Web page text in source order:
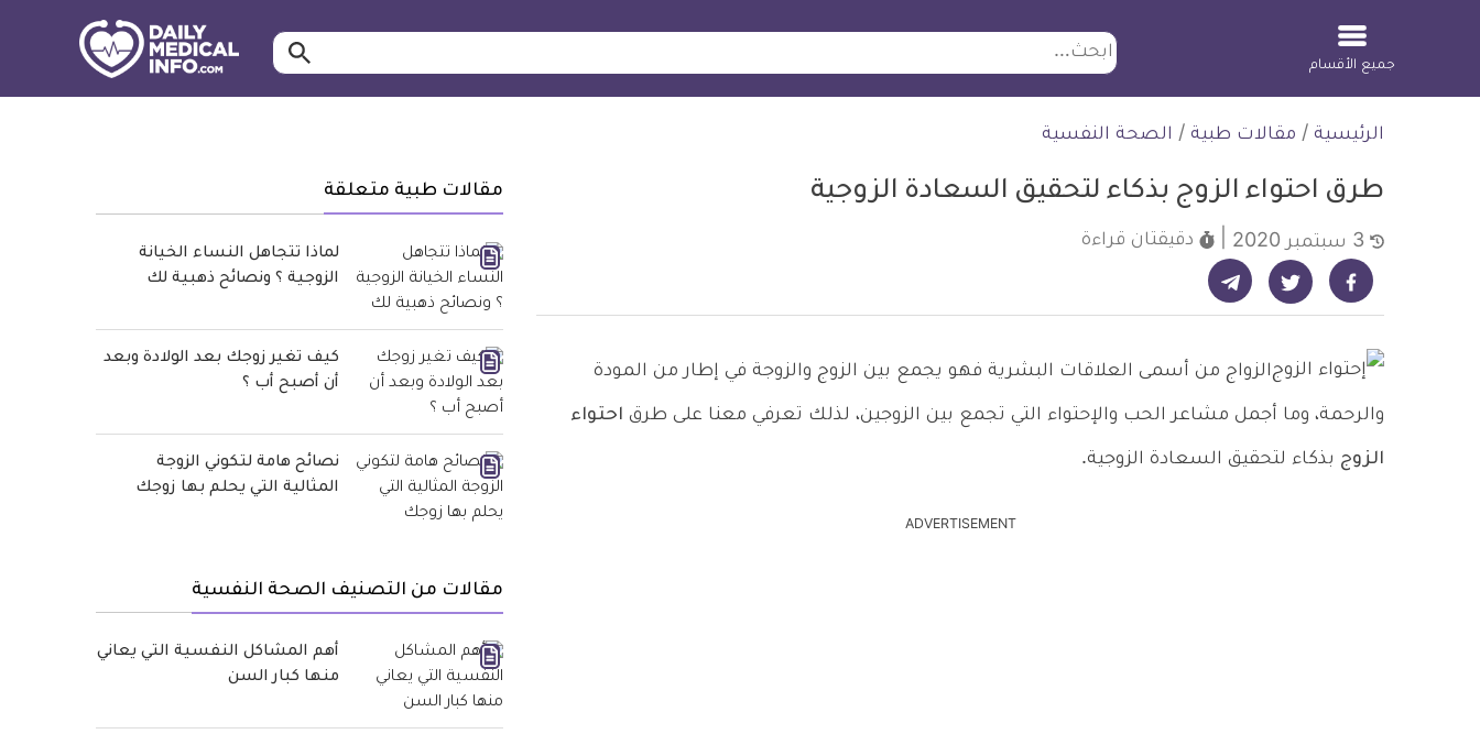
ابحث ابحث…
جميع الأقسام
الرئيسية / مقالات طبية / الصحة النفسية
طرق احتواء الزوج بذكاء لتحقيق السعادة الزوجية
دقيقتان قراءة
شارك على فيسبوك - ديلي ميديكال انفو شارك على تويتر - ديلي ميديكال انفو شارك على تيليجرام - ديلي ميديكال انفو
الزواج من أسمى العلاقات البشرية فهو يجمع بين الزوج والزوجة في إطار من المودة
والرحمة، وما أجمل مشاعر الحب والإحتواء التي تجمع بين الزوجين، لذلك تعرفي معنا على طرق احتواء
الزوج بذكاء لتحقيق السعادة الزوجية.
ADVERTISEMENT
مقالات طبية متعلقة
لماذا تتجاهل النساء الخيانة
الزوجية ؟ ونصائح ذهبية لك
كيف تغير زوجك بعد الولادة وبعد
أن أصبح أب ؟
نصائح هامة لتكوني الزوجة
المثالية التي يحلم بها زوجك
مقالات من التصنيف الصحة النفسية
أهم المشاكل النفسية التي يعاني
منها كبار السن